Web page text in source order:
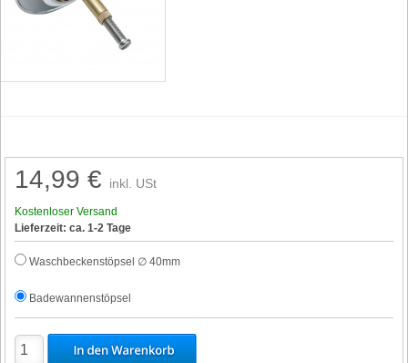
14,99 € inkl. USt
Kostenloser Versand
Lieferzeit: ca. 1-2 Tage
Waschbeckenstöpsel ∅ 40mm
Badewannenstöpsel